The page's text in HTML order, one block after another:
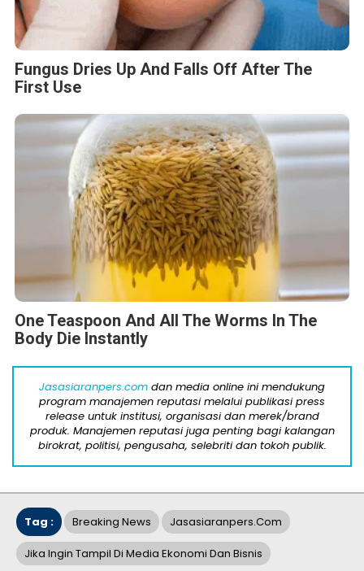
Fungus Dries Up And Falls Off After The
First Use
One Teaspoon And All The Worms In The
Body Die Instantly
Jasasiaranpers.com dan media online ini mendukung
program manajemen reputasi melalui publikasi press
release untuk institusi, organisasi dan merek/brand
produk. Manajemen reputasi juga penting bagi kalangan
birokrat, politisi, pengusaha, selebriti dan tokoh publik.
Tag : Breaking News Jasasiaranpers.com
Jika Ingin Tampil Di Media Ekonomi Dan Bisnis